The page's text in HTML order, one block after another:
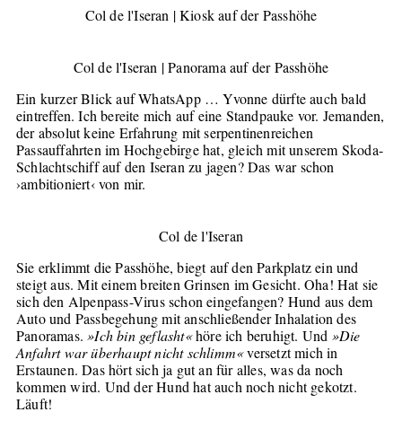
Col de l'Iseran | Kiosk auf der Passhöhe
Col de l'Iseran | Panorama auf der Passhöhe
Ein kurzer Blick auf WhatsApp … Yvonne dürfte auch bald
eintreffen. Ich bereite mich auf eine Standpauke vor. Jemanden,
der absolut keine Erfahrung mit serpentinenreichen
Passauffahrten im Hochgebirge hat, gleich mit unserem Skoda-
Schlachtschiff auf den Iseran zu jagen? Das war schon
›ambitioniert‹ von mir.
Col de l'Iseran
Sie erklimmt die Passhöhe, biegt auf den Parkplatz ein und
steigt aus. Mit einem breiten Grinsen im Gesicht. Oha! Hat sie
sich den Alpenpass-Virus schon eingefangen? Hund aus dem
Auto und Passbegehung mit anschließender Inhalation des
Panoramas.»Ich bin geflasht«höre ich beruhigt. Und »Die
Anfahrt war überhaupt nicht schlimm«versetzt mich in
Erstaunen. Das hört sich ja gut an für alles, was da noch
kommen wird. Und der Hund hat auch noch nicht gekotzt.
Läuft!